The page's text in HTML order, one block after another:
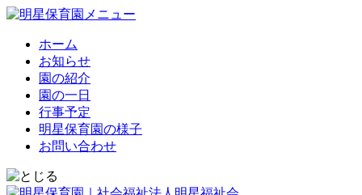
ホーム
お知らせ
園の紹介
園の一日
行事予定
明星保育園の様子
お問い合わせ